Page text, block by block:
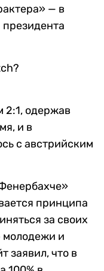
— в
2:1, одержав
и в
с австрийским
принципа
за своих
молодежи и
заявил, что в